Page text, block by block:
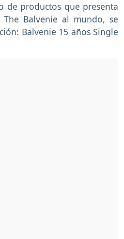
de productos que presenta
Balvenie al mundo, se
Balvenie 15 años Single